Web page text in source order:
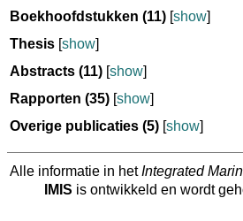
Boekhoofdstukken (11) [show]
Thesis [show]
Abstracts (11) [show]
Rapporten (35) [show]
Overige publicaties (5) [show]
Alle informatie in hetIntegrated
IMIS is ontwikkeld en wordt